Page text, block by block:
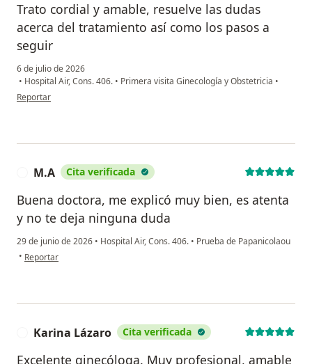
Trato cordial y amable, resuelve las dudas
acerca del tratamiento así como los pasos a
seguir
6 de julio de 2026
• Hospital Air, Cons. 406. • Primera visita Ginecología y Obstetricia •
en opinión del usuario LMarin
Reportar
M.A Cita verificada
Buena doctora, me explicó muy bien, es atenta
y no te deja ninguna duda
29 de junio de 2026 • Hospital Air, Cons. 406. • Prueba de Papanicolaou
• en opinión del usuario M.A
Reportar
Karina Lázaro Cita verificada
Excelente ginecóloga. Muy profesional, amable